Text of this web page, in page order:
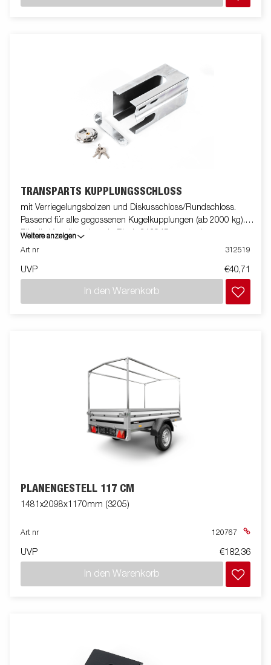
TRANSPARTS KUPPLUNGSSCHLOSS
mit Verriegelungsbolzen und Diskusschloss/Rundschloss.
Passend für alle gegossenen Kugelkupplungen (ab 2000 kg).
Für die Kugelkupplung in Blech 313945 verwenden.
Weitere anzeigen
Art nr
312519
UVP €40,71
In den Warenkorb
PLANENGESTELL 117 CM
1481x2098x1170mm (3205)
Art nr 120767
UVP €182,36
In den Warenkorb